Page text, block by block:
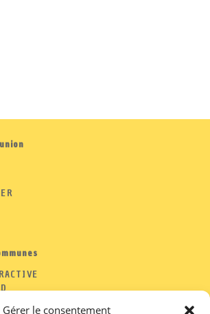
Gérer le consentement